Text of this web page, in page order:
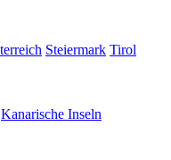
Steiermark Tirol
Kanarische Inseln